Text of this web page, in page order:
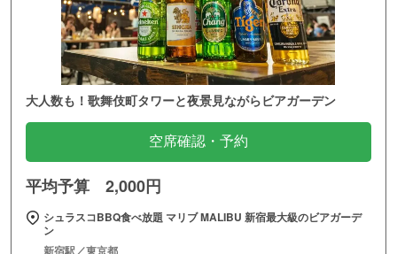
大人数も！歌舞伎町タワーと夜景見ながらビアガーデン
空席確認・予約
平均予算 2,000円
シュラスコBBQ食べ放題 マリブ MALIBU 新宿最大級のビアガーデ
ン
新宿駅／東京都